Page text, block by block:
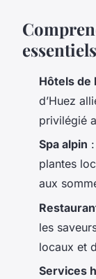
essentiels
Hôtels de
d’Huez
privilégié
Spa alpin
plantes
aux
les
locaux et
Services